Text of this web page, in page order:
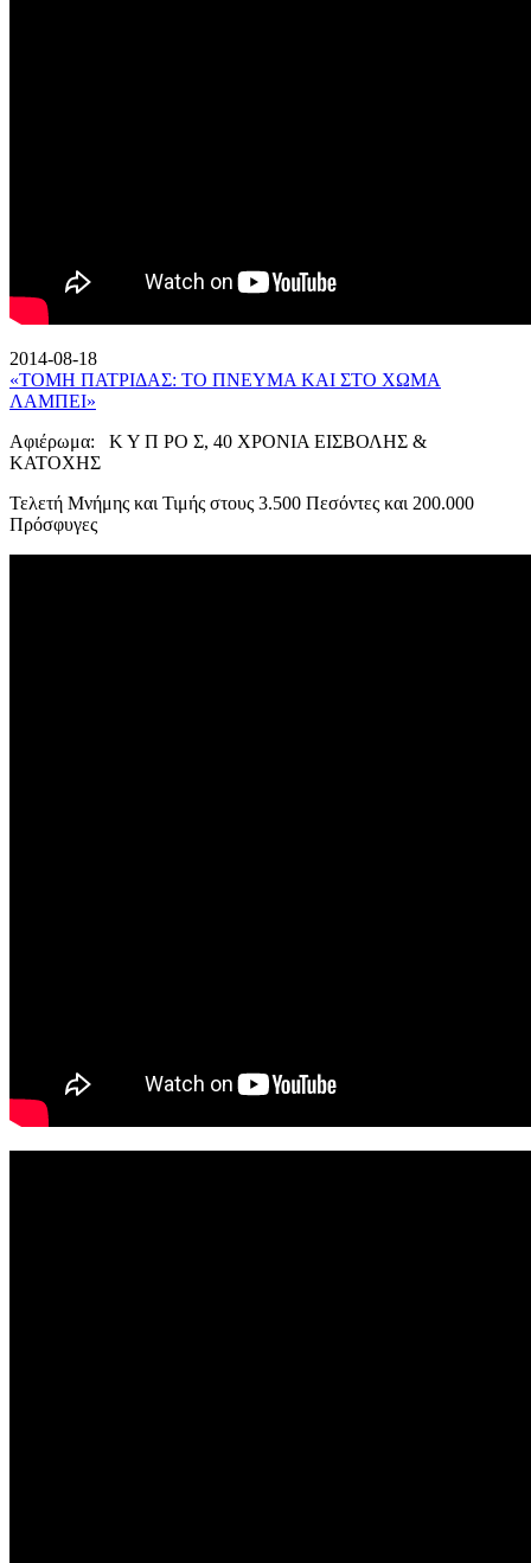
2014-08-18
«ΤΟΜΗ ΠΑΤΡΙΔΑΣ: ΤΟ ΠΝΕΥΜΑ ΚΑΙ ΣΤΟ ΧΩΜΑ
ΛΑΜΠΕΙ»
Αφιέρωμα: Κ Υ Π ΡΟ Σ, 40 ΧΡΟΝΙΑ ΕΙΣΒΟΛΗΣ &
ΚΑΤΟΧΗΣ
Τελετή Μνήμης και Τιμής στους 3.500 Πεσόντες και 200.000
Πρόσφυγες